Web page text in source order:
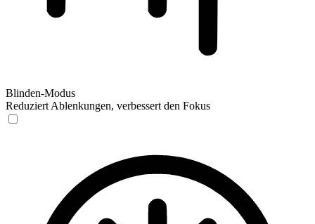
Blinden-Modus
Reduziert Ablenkungen, verbessert den Fokus